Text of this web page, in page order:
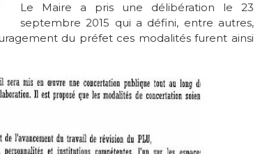
Le Maire a pris une délibération le 23
septembre 2015 qui a défini, entre autres,
du préfet ces modalités furent ainsi